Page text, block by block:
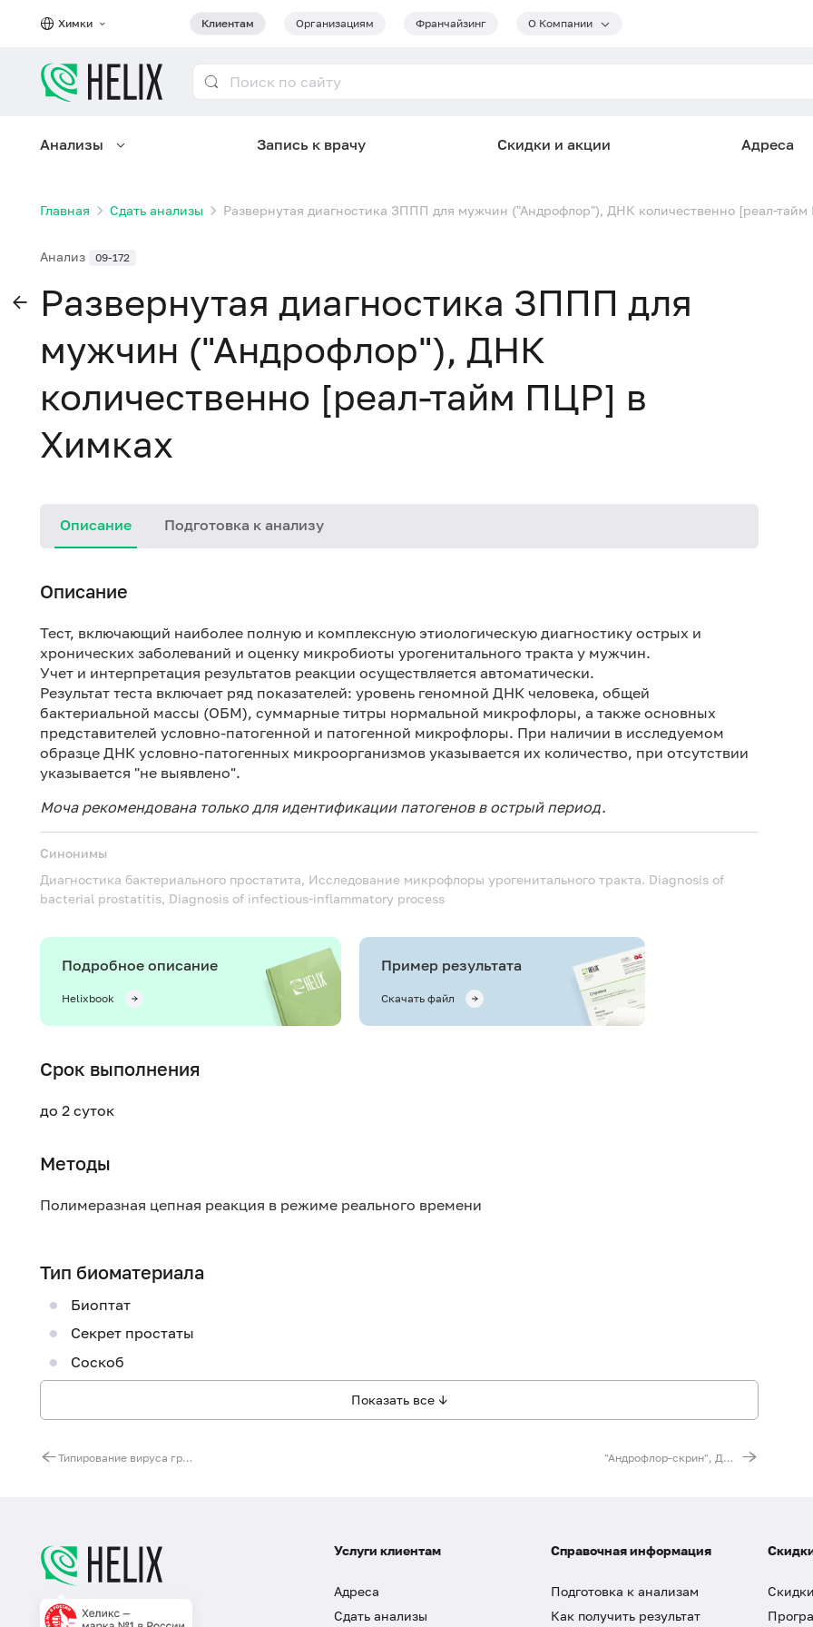
Химки Клиентам Организациям Франчайзинг О Компании
Анализы Запись к врачу Скидки и акции Адреса
Главная Сдать анализы Развернутая диагностика ЗППП для мужчин ("Андрофлор"), ДНК количественно [реал-
Анализ 09-172
Развернутая диагностика ЗППП для
мужчин ("Андрофлор"), ДНК
количественно [реал-тайм ПЦР] в
Химках
Описание Подготовка к анализу
Описание
Тест, включающий наиболее полную и комплексную этиологическую диагностику острых и
хронических заболеваний и оценку микробиоты урогенитального тракта у мужчин.
Учет и интерпретация результатов реакции осуществляется автоматически.
Результат теста включает ряд показателей: уровень геномной ДНК человека, общей
бактериальной массы (ОБМ), суммарные титры нормальной микрофлоры, а также основных
представителей условно-патогенной и патогенной микрофлоры. При наличии в исследуемом
образце ДНК условно-патогенных микроорганизмов указывается их количество, при отсутствии
указывается "не выявлено".
Моча рекомендована только для идентификации патогенов в острый период.
Синонимы
Диагностика бактериального простатита, Исследование микрофлоры урогенитального тракта. Diagnosis of
bacterial prostatitis, Diagnosis of infectious-inflammatory process
Подробное описание
Helixbook
Пример результата
Скачать файл
Срок выполнения
до 2 суток
Методы
Полимеразная цепная реакция в режиме реального времени
Тип биоматериала
Биоптат
Секрет простаты
Соскоб
Показать все ↓
Типирование вируса гриппа А (Influenza virus A) (H1N1, H3N2) "Андрофлор-скрин", ДНК количественно [реал-тайм ПЦР]
Услуги клиентам
Адреса
Сдать анализы
Справочная информация
Подготовка к анализам
Как получить результат